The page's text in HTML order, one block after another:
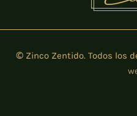
© Zinco Zentido. Todos los